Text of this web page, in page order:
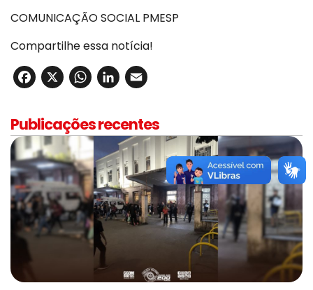
COMUNICAÇÃO SOCIAL PMESP
Compartilhe essa notícia!
Facebook
X WhatsApp
LinkedIn
Publicações recentes